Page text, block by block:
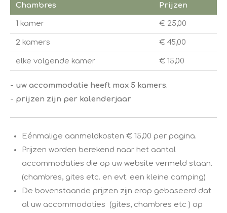
Chambres Prijzen
1 kamer € 25,00
2 kamers € 45,00
elke volgende kamer € 15,00
- uw accommodatie heeft ​max 5 kamers.
- prijzen zijn per kalenderjaar
​Eénmalige aanmeldkosten ​€ 15,00 per pagina.
Prijzen worden berekend naar het aantal
accommodaties die op uw website vermeld staan.
(chambres, gites etc. en evt. een kleine camping)
De bovenstaande prijzen zijn erop gebaseerd dat
al uw accommodaties (gites, chambres etc ) op